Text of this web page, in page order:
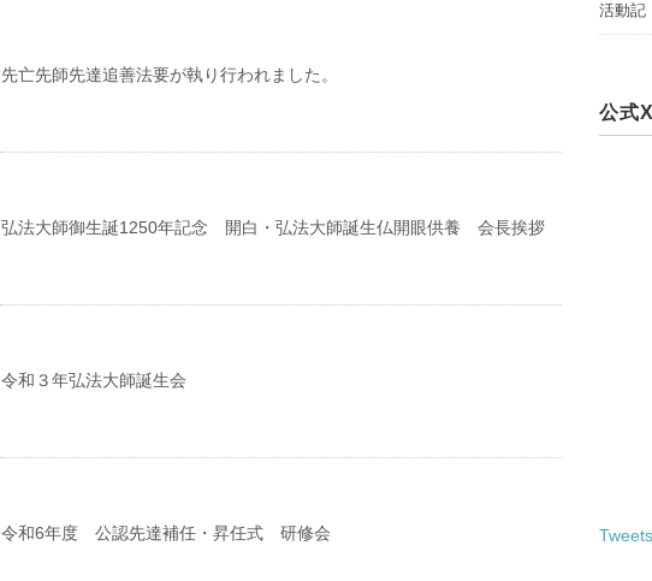
先亡先師先達追善法要が執り行われました。
弘法大師御生誕1250年記念 開白・弘法大師誕生仏開眼供養 会長挨拶
令和３年弘法大師誕生会
令和6年度 公認先達補任・昇任式 研修会
活動記
公式X